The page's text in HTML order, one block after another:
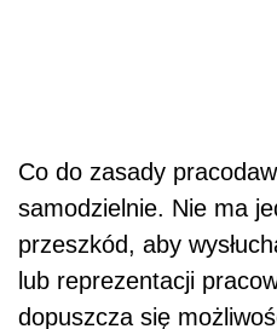
Co do zasady
samodzielnie. Nie ma
przeszkód, aby
lub reprezentacji
dopuszcza się